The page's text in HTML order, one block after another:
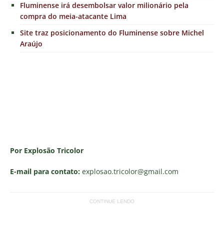
Fluminense irá desembolsar valor milionário pela
compra do meia-atacante Lima
Site traz posicionamento do Fluminense sobre Michel
Araújo
Por Explosão Tricolor
E-mail para contato: explosao.tricolor@gmail.com
CONTINUE LENDO